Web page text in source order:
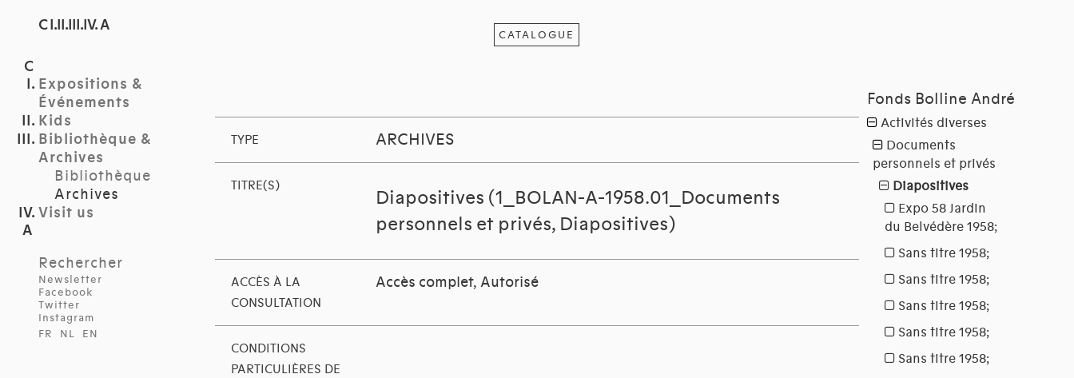
C I.II.III.IV. A
Expositions &
Événements
Kids
Bibliothèque &
Archives
Bibliothèque
Archives
Visit us
Rechercher
Newsletter
Facebook
Twitter
Instagram
FR
NL EN
CATALOGUE
TYPE ARCHIVES
TITRE(S)
Diapositives (1_BOLAN-A-1958.01_Documents
personnels et privés, Diapositives)
ACCÈS À LA
CONSULTATION
Accès complet, Autorisé
CONDITIONS
PARTICULIÈRES DE